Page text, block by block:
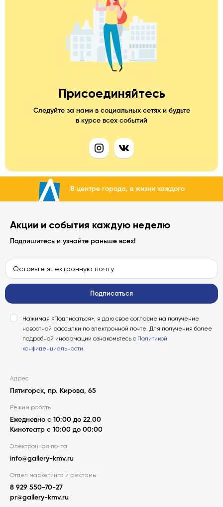
Присоединяйтесь
Следуйте за нами в социальных сетях и будьте
в курсе всех событий
В центре города, в жизни каждого
Акции и события каждую неделю
Подпишитесь и узнайте раньше всех!
Подписаться
Нажимая «Подписаться», я даю свое согласие на получение
новостной рассылки по электронной почте. Для получения более
подробной информации ознакомьтесь с Политикой
конфиденциальности
Адрес
Пятигорск, пр. Кирова, 65
Режим работы
Ежедневно с 10:00 до 22.00
Кинотеатр с 10:00 до 00:00
Электронная почта
info@gallery-kmv.ru
Отдел маркетинга и рекламы
8 929 550-70-27
pr@gallery-kmv.ru